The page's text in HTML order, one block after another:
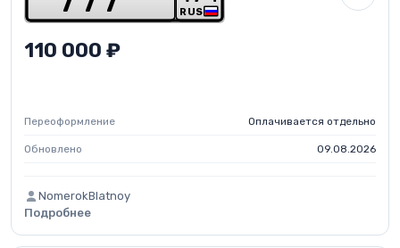
RUS
110 000 ₽
Переоформление Оплачивается отдельно
Обновлено 09.08.2026
NomerokBlatnoy
Подробнее